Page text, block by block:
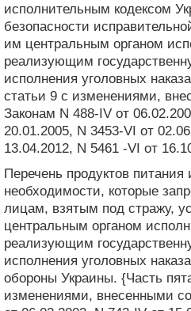
исполнительным кодексом
безопасности
им центральным органом
реализующим
исполнения уголовных
статьи 9 с изменениями,
Законам N 488-IV от
20.01.2005, N 3453-VI от
13.04.2012, N 5461 -VI от
Перечень продуктов
необходимости, которые
лицам, взятым под стражу,
центральным органом
реализующим
исполнения уголовных
обороны Украины. {Часть
изменениями, внесенными